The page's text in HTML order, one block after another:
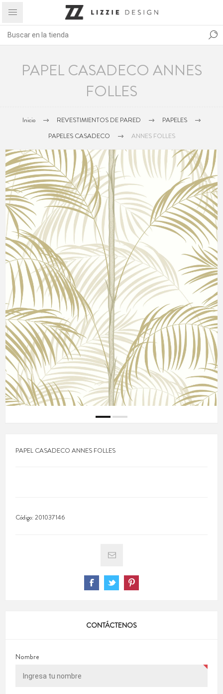
PAPEL CASADECO ANNES
FOLLES
Inicio REVESTIMIENTOS DE PARED
PAPELES
PAPELES CASADECO
ANNES FOLLES
PAPEL CASADECO ANNES FOLLES
Código:201037146
CONTÁCTENOS
Nombre